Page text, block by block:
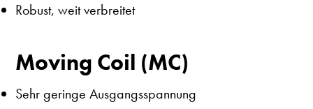
Robust, weit verbreitet
Moving Coil (MC)
Sehr geringe Ausgangsspannung